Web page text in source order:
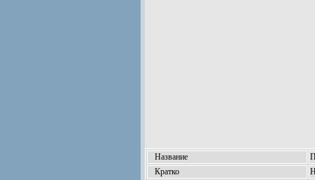
Название
Кратко